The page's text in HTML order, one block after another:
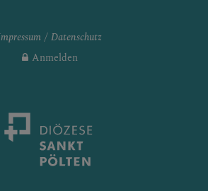
Datenschutz
Anmelden